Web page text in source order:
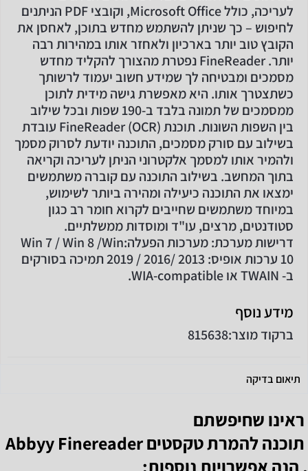
לעריכה, כולל Microsoft Office, וקובצי PDF הניתנים
לחיפוש – כך שניתן להשתמש מחדש בתוכן, לאחסן את
הקובץ טוב יותר בארכיון ולאחזר אותו במהירות רבה
יותר. FineReader נפטרת מהצורך להקליד מחדש
מסמכים ומבטיחה לך שמידע חשוב יעמוד לרשותך
כשתצטרך אותו. היא מאפשרת גישה מידית לתוכן
ממסמכים של תמונה בלבד ב-190 שפות ובכל שילוב
בין השפות השונות. תוכנת FineReader (OCR) עובדת
בשילוב עם סורק מסמכים, התוכנה יודעת לסרוק מסמך
ולהמיר אותו למסמך אלקטרוני הניתן לעריכה וקריאה
בתוך המחשב. בשילוב התוכנה עם קוברה משתמשים
ימצאו את התוכנה כיעילה ומהירה ביותר לשימוש,
במיוחד משתמשים שחייבים לקרוא חומר רב כגון
סטודנטים, מרצים, עו"ד ומוסדות ממשלתיים.
דרישות מערכת: מערכות הפעלה:Win 7 / Win 8 /Win
10 ערכות אופיס: 2013 /2016 / 2019 תמיכה בסורקים
ב- TWAIN או WIA-compatible.
מידע נוסף
ברקוד מוצר:815638
תיאום בדיקה
ראינו שחיפשתם
תוכנה להמרת טקסטים Abbyy Finereader
, הנה אפשרויות נוספות: